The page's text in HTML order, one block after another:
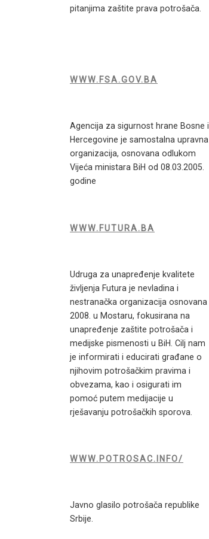
pitanjima zaštite prava potrošača.
WWW.FSA.GOV.BA
Agencija za sigurnost hrane Bosne i
Hercegovine je samostalna upravna
organizacija, osnovana odlukom
Vijeća ministara BiH od 08.03.2005.
godine
WWW.FUTURA.BA
Udruga za unapređenje kvalitete
življenja Futura je nevladina i
nestranačka organizacija osnovana
2008. u Mostaru, fokusirana na
unapređenje zaštite potrošača i
medijske pismenosti u BiH. Cilj nam
je informirati i educirati građane o
njihovim potrošačkim pravima i
obvezama, kao i osigurati im
pomoć putem medijacije u
rješavanju potrošačkih sporova.
WWW.POTROSAC.INFO/
Javno glasilo potrošača republike
Srbije.